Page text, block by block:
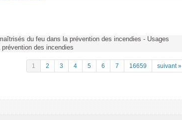
du feu dans la prévention des incendies - Usages
des incendies
1 2 3 4 5 6 7 16659 suivant »